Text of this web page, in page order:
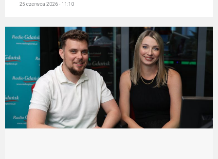
25 czerwca 2026 - 11:10